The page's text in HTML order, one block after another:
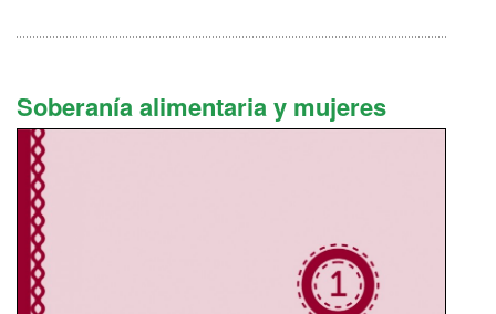
Soberanía alimentaria y mujeres